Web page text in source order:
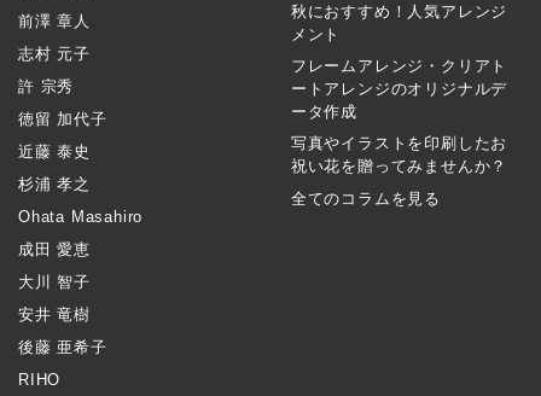
前澤 章人
志村 元子
許 宗秀
徳留 加代子
近藤 泰史
杉浦 孝之
Ohata Masahiro
成田 愛恵
大川 智子
安井 竜樹
後藤 亜希子
RIHO
秋におすすめ！人気アレンジ
メント
フレームアレンジ・クリアト
ートアレンジのオリジナルデ
ータ作成
写真やイラストを印刷したお
祝い花を贈ってみませんか？
全てのコラムを見る